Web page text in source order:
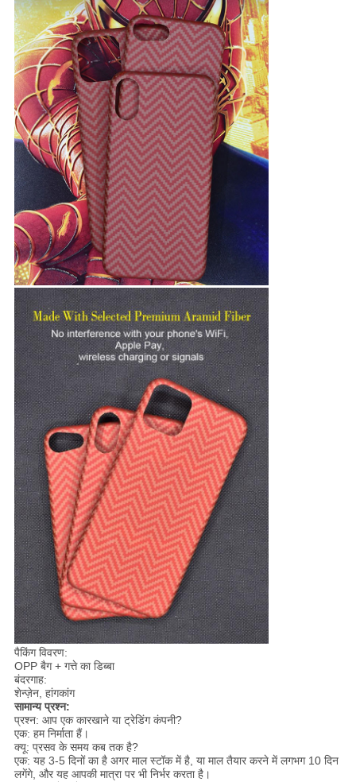
पैकिंग विवरण:
OPP बैग + गत्ते का डिब्बा
बंदरगाह:
शेन्ज़ेन, हांगकांग
सामान्य प्रश्न:
प्रश्न: आप एक कारखाने या ट्रेडिंग कंपनी?
एक: हम निर्माता हैं।
क्यू: प्रसव के समय कब तक है?
एक: यह 3-5 दिनों का है अगर माल स्टॉक में है, या माल तैयार करने में लगभग 10 दिन
लगेंगे, और यह आपकी मात्रा पर भी निर्भर करता है।